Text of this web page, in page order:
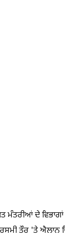
ਮੰਤਰੀਆਂ ਦੇ
ਤੌਰ 'ਤੇ ਐਲਾਨ